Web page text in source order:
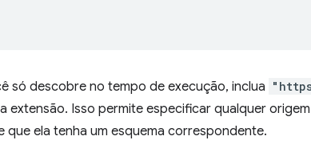
só descobre no tempo de execução, inclua
extensão. Isso permite especificar qualquer
que ela tenha um esquema correspondente.